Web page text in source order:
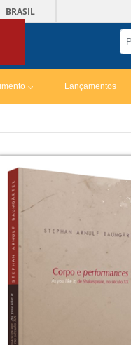
BRASIL
Lançamentos